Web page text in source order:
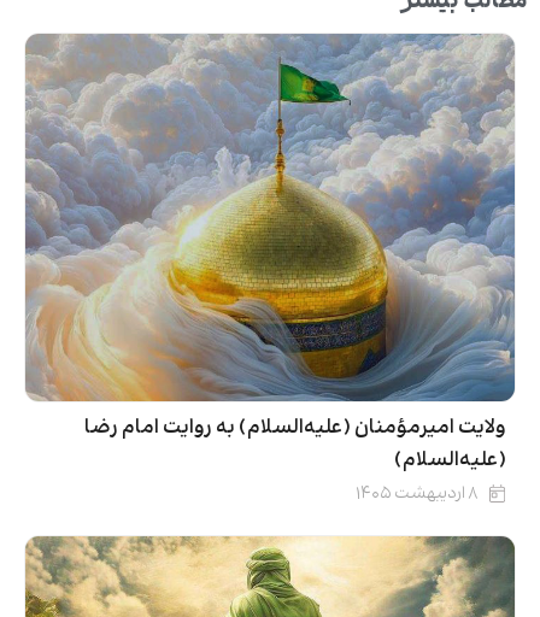
ولایت امیرمؤمنان (علیه‌السلام) به روایت امام رضا
(علیه‌السلام)
۸ اردیبهشت ۱۴۰۵